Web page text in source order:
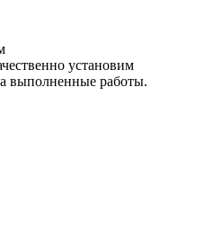
установим
выполненные работы.